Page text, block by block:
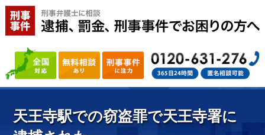
天王寺駅での窃盗罪で天王寺署に